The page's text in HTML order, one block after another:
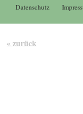
Datenschutz
« zurück